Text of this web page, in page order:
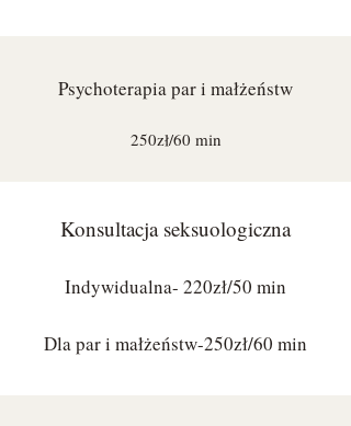
Psychoterapia par i małżeństw
250zł/60 min
Konsultacja seksuologiczna
Indywidualna- 220zł/50 min
Dla par i małżeństw-250zł/60 min